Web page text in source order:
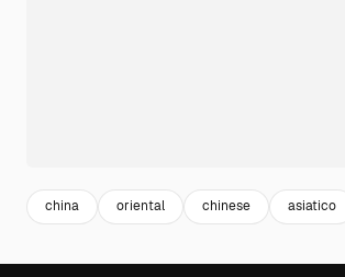
china oriental chinese asiatico